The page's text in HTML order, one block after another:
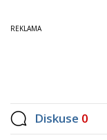
Diskuse 0